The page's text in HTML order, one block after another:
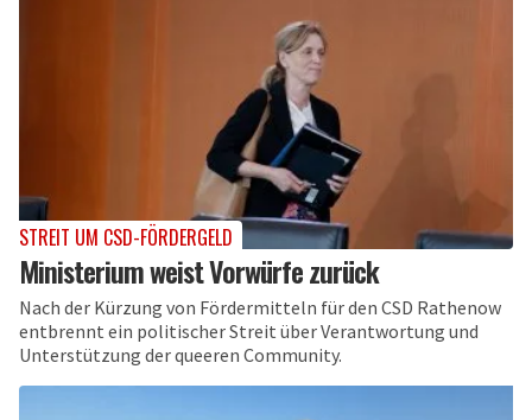
STREIT UM CSD-FÖRDERGELD
Ministerium weist Vorwürfe zurück
Nach der Kürzung von Fördermitteln für den CSD Rathenow
entbrennt ein politischer Streit über Verantwortung und
Unterstützung der queeren Community.